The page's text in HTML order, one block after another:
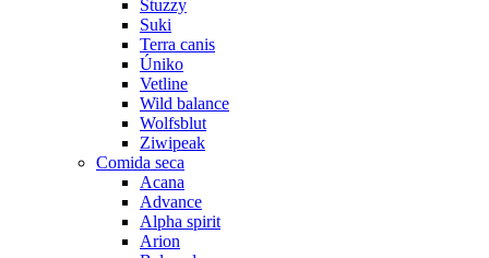
Stuzzy
Suki
Terra canis
Úniko
Vetline
Wild balance
Wolfsblut
Ziwipeak
Comida seca
Acana
Advance
Alpha spirit
Arion